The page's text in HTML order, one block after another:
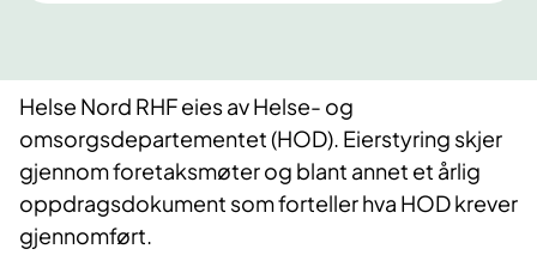
Helse Nord RHF eies av Helse- og
omsorgsdepartementet (HOD). Eierstyring skjer
gjennom foretaksmøter og blant annet et årlig
oppdragsdokument som forteller hva HOD krever
gjennomført.